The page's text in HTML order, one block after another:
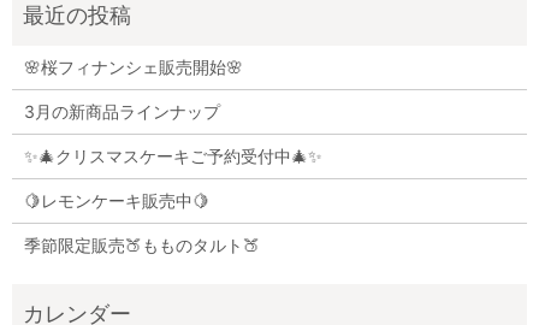
🌸桜フィナンシェ販売開始🌸
3月の新商品ラインナップ
✨🎄クリスマスケーキご予約受付中🎄✨
🍋レモンケーキ販売中🍋
季節限定販売🍑もものタルト🍑